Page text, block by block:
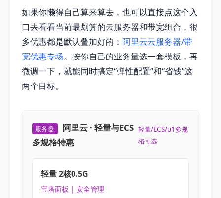
如果你懒得自己算来算去，也可以直接点这个入
口去看看当前最划算的云服务器和带宽组合，很
多优惠都是默认叠加好的： 阿里云云服务器/带
宽优惠专场。按你自己的业务量选一套模板，再
微调一下，就能同时搞定“弹性配置”和“省钱”这
两个目标。
服务器
阿里云 · 轻量与ECS
多规格特惠
轻量/ECS/u1多规
格可选
轻量 2核0.5G
宝塔面板 | 安全管理